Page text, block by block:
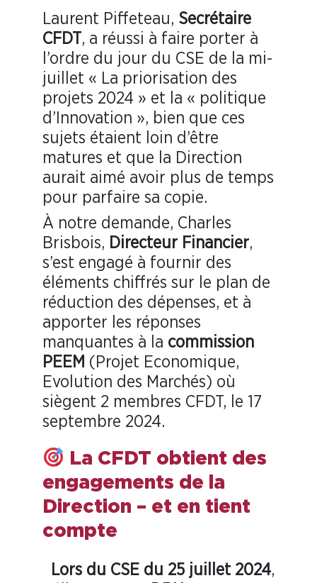
Laurent Piffeteau, Secrétaire
CFDT, a réussi à faire porter à
l’ordre du jour du CSE de la mi-
juillet « La priorisation des
projets 2024 » et la « politique
d’Innovation », bien que ces
sujets étaient loin d’être
matures et que la Direction
aurait aimé avoir plus de temps
pour parfaire sa copie.
À notre demande, Charles
Brisbois, Directeur Financier,
s’est engagé à fournir des
éléments chiffrés sur le plan de
réduction des dépenses, et à
apporter les réponses
manquantes à la commission
PEEM (Projet Economique,
Evolution des Marchés) où
siègent 2 membres CFDT, le 17
septembre 2024.
La CFDT obtient des
engagements de la
Direction – et en tient
compte
Lors du CSE du 25 juillet 2024,